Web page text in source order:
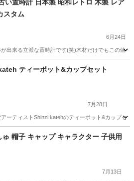
い置時計 日本製 昭和レトロ 木製 レア
スタム
6月24日
出来る立派な置時計です(笑)木材だけでもこの値
SEIKO
ティーポット&カップセット
7月28日
ーティストShinzi katehのティーポット&カップセ
食器
ゅ 帽子 キャップ キャラクター 子供用
7月13日